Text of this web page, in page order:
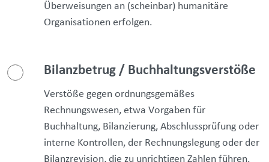
Überweisungen an (scheinbar) humanitäre
Organisationen erfolgen.
Bilanzbetrug / Buchhaltungsverstöße
Verstöße gegen ordnungsgemäßes
Rechnungswesen, etwa Vorgaben für
Buchhaltung, Bilanzierung, Abschlussprüfung oder
interne Kontrollen, der Rechnungslegung oder der
Bilanzrevision, die zu unrichtigen Zahlen führen.